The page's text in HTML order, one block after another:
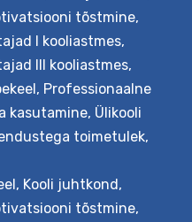
kogemust mõtestada.
määramatuse rolli
Õpetaja…
tõstmine,
I kooliastmes,
III kooliastmes,
, Professionaalne
kasutamine, Ülikooli
toimetulek,
, Kooli juhtkond,
tõstmine,